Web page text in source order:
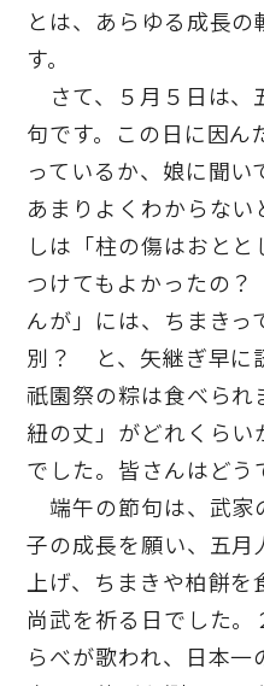
とは、あらゆる成長の
す。
さて、５月５日は、
句です。この日に因ん
っているか、娘に聞
あまりよくわからない
しは「柱の傷はおと
つけてもよかったの
んが」には、ちまき
別？ と、矢継ぎ早に
祇園祭の粽は食べられ
紐の丈」がどれくらい
でした。皆さんはどう
端午の節句は、武家
子の成長を願い、五月
上げ、ちまきや柏餅を
尚武を祈る日でした。
らべが歌われ、日本一